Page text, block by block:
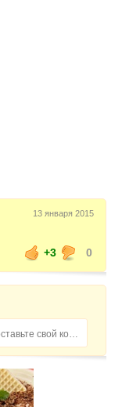
13 января 2015
+3
0
Домохозяйка, пожалуйста, оставьте свой комментарий...